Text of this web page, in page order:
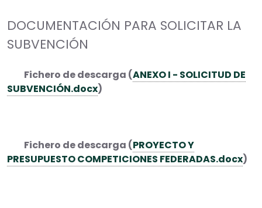
DOCUMENTACIÓN PARA SOLICITAR LA
SUBVENCIÓN
Fichero de descarga (ANEXO I - SOLICITUD DE
SUBVENCIÓN.docx)
Fichero de descarga (PROYECTO Y
PRESUPUESTO COMPETICIONES FEDERADAS.docx)